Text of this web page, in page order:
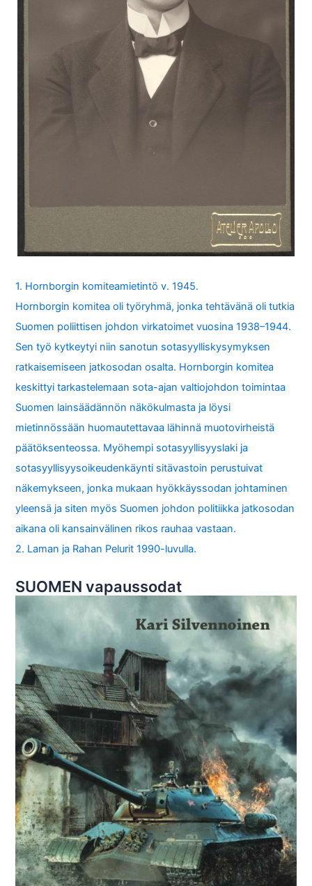
1. Hornborgin komiteamietintö v. 1945.
Hornborgin komitea oli työryhmä, jonka tehtävänä oli tutkia
Suomen poliittisen johdon virkatoimet vuosina 1938–1944.
Sen työ kytkeytyi niin sanotun sotasyylliskysymyksen
ratkaisemiseen jatkosodan osalta. Hornborgin komitea
keskittyi tarkastelemaan sota-ajan valtiojohdon toimintaa
Suomen lainsäädännön näkökulmasta ja löysi
mietinnössään huomautettavaa lähinnä muotovirheistä
päätöksenteossa. Myöhempi sotasyyllisyyslaki ja
sotasyyllisyysoikeudenkäynti sitävastoin perustuivat
näkemykseen, jonka mukaan hyökkäyssodan johtaminen
yleensä ja siten myös Suomen johdon politiikka jatkosodan
aikana oli kansainvälinen rikos rauhaa vastaan.
2. Laman ja Rahan Pelurit 1990-luvulla.
SUOMEN vapaussodat